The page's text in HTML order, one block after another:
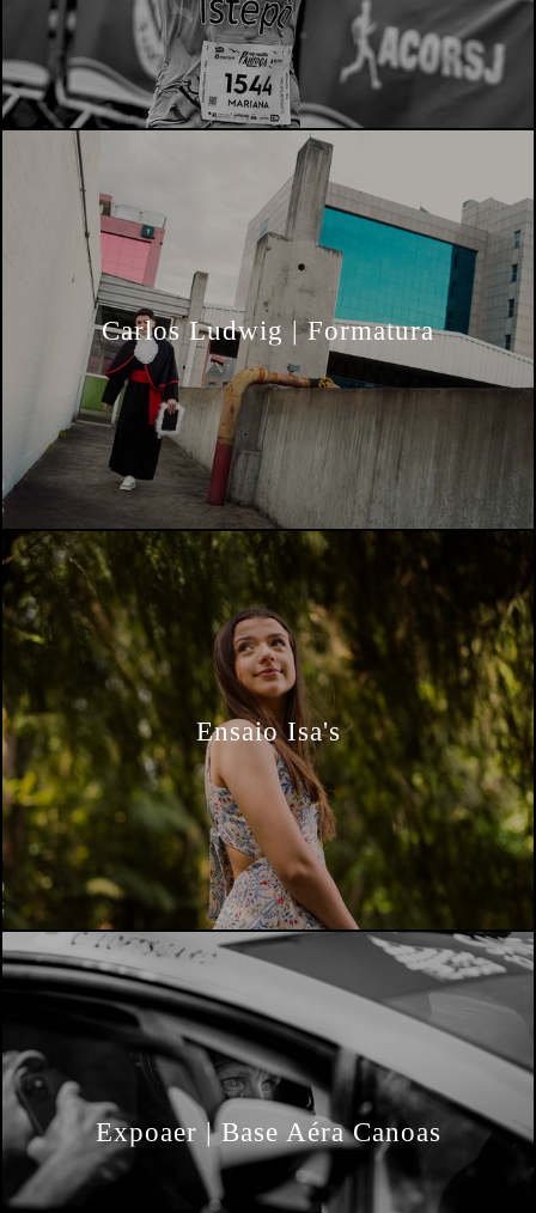
Carlos Ludwig | Formatura
Ensaio Isa's
Expoaer | Base Aéra Canoas